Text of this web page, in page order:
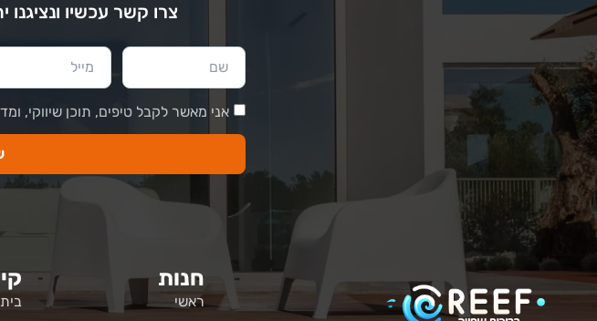
צרו קשר עכשיו
אני מאשר לקבל טיפים, תוכן שיווקי,
חנות
ראשי בית